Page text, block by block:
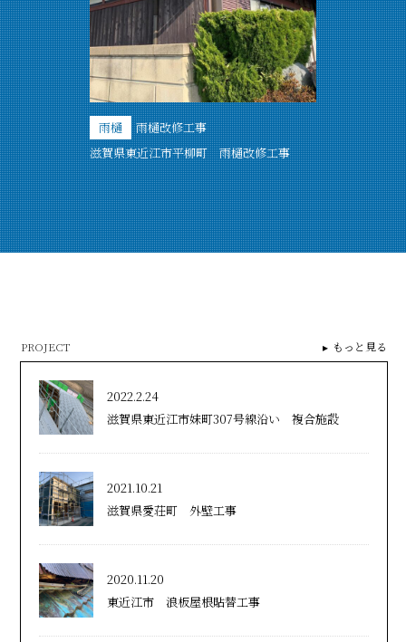
雨樋
雨樋改修工事
滋賀県東近江市平柳町 雨樋改修工事
PROJECT
2022.2.24
滋賀県東近江市妹町307号線沿い 複合施設
2021.10.21
滋賀県愛荘町 外壁工事
2020.11.20
東近江市 浪板屋根貼替工事
もっと見る